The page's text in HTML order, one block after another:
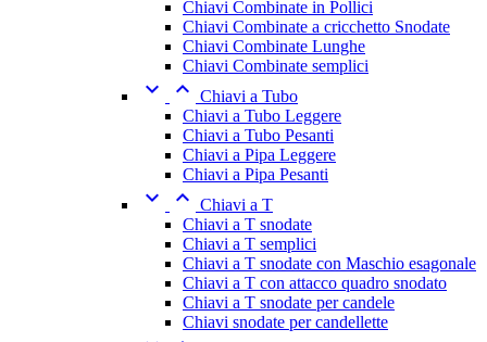
Chiavi Combinate in Pollici
Chiavi Combinate a cricchetto Snodate
Chiavi Combinate Lunghe
Chiavi Combinate semplici
  Chiavi a Tubo
Chiavi a Tubo Leggere
Chiavi a Tubo Pesanti
Chiavi a Pipa Leggere
Chiavi a Pipa Pesanti
  Chiavi a T
Chiavi a T snodate
Chiavi a T semplici
Chiavi a T snodate con Maschio esagonale
Chiavi a T con attacco quadro snodato
Chiavi a T snodate per candele
Chiavi snodate per candellette